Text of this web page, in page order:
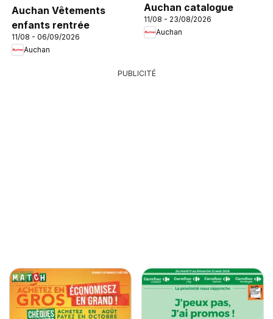
Auchan Vêtements
enfants rentrée
11/08 - 06/09/2026
Auchan
Auchan catalogue
11/08 - 23/08/2026
Auchan
PUBLICITÉ